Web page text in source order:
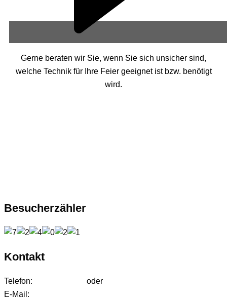
Gerne beraten wir Sie, wenn Sie sich unsicher sind,
welche Technik für Ihre Feier geeignet ist bzw. benötigt
wird.
Besucherzähler
Kontakt
Telefon: oder
E-Mail: